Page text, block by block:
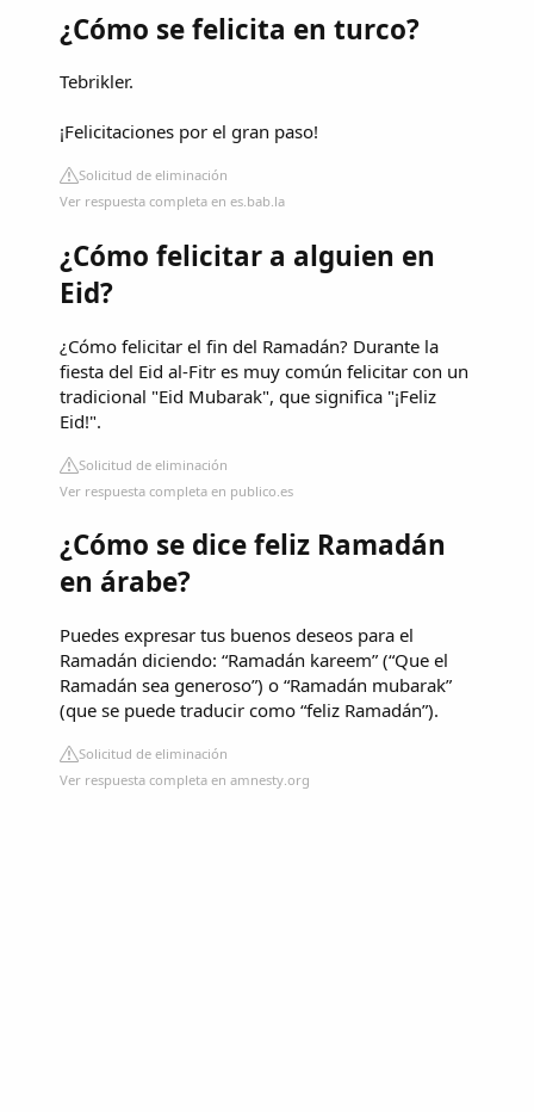
¿Cómo se felicita en turco?
Tebrikler.
¡Felicitaciones por el gran paso!
Solicitud de eliminación
Ver respuesta completa en es.bab.la
¿Cómo felicitar a alguien en
Eid?
¿Cómo felicitar el fin del Ramadán? Durante la
fiesta del Eid al-Fitr es muy común felicitar con un
tradicional "Eid Mubarak", que significa "¡Feliz
Eid!".
Solicitud de eliminación
Ver respuesta completa en publico.es
¿Cómo se dice feliz Ramadán
en árabe?
Puedes expresar tus buenos deseos para el
Ramadán diciendo: “Ramadán kareem” (“Que el
Ramadán sea generoso”) o “Ramadán mubarak”
(que se puede traducir como “feliz Ramadán”).
Solicitud de eliminación
Ver respuesta completa en amnesty.org